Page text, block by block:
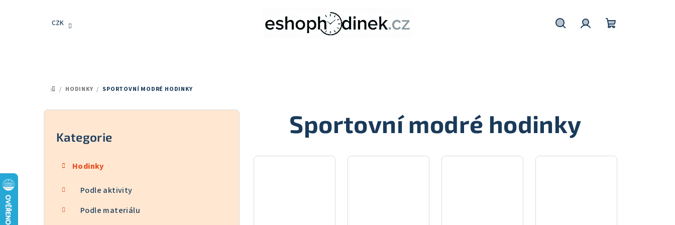
CZK
DOMŮ
/ HODINKY / SPORTOVNÍ MODRÉ HODINKY
P
Přeskočit
kategorie
Kategorie
Hodinky
Podle aktivity
Podle materiálu
Sportovní modré hodinky